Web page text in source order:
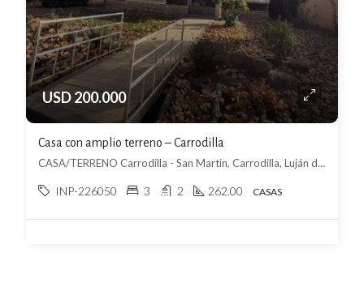
USD 200.000
Casa con amplio terreno – Carrodilla
CASA/TERRENO Carrodilla - San Martin, Carrodilla, Luján de Cuyo
INP-226050 3 2 262.00 CASAS